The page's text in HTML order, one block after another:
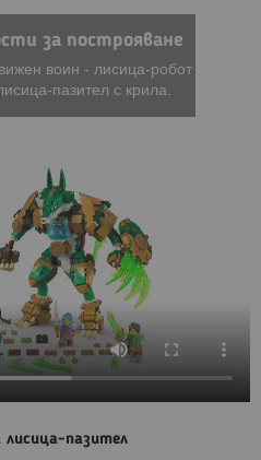
за построяване
воин - лисица-робот
пазител с крила.
лисица-пазител